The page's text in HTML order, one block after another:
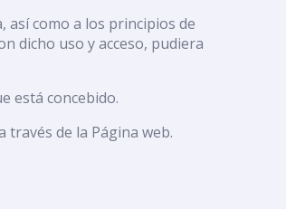
así como a los principios de
dicho uso y acceso, pudiera
está concebido.
de la Página web.